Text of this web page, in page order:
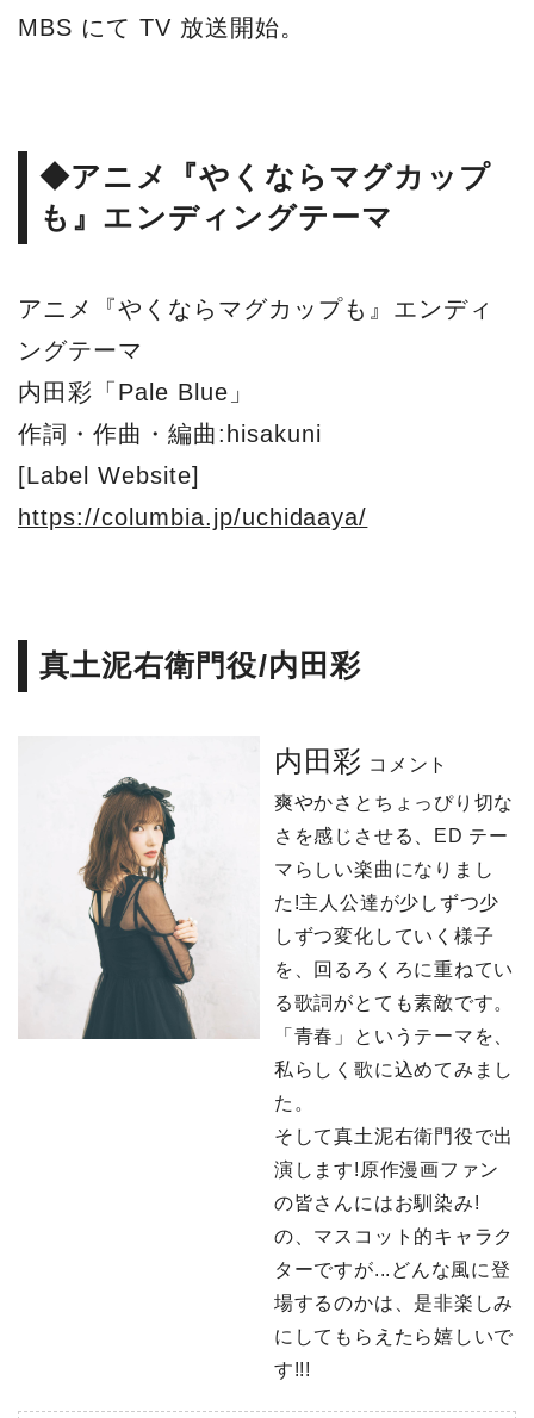
MBS にて TV 放送開始。
◆アニメ『やくならマグカップ
も』エンディングテーマ
アニメ『やくならマグカップも』エンディ
ングテーマ
内田彩「Pale Blue」
作詞・作曲・編曲:hisakuni
[Label Website]
https://columbia.jp/uchidaaya/
真土泥右衛門役/内田彩
内田彩 コメント
爽やかさとちょっぴり切な
さを感じさせる、ED テー
マらしい楽曲になりまし
た!主人公達が少しずつ少
しずつ変化していく様子
を、回るろくろに重ねてい
る歌詞がとても素敵です。
「青春」というテーマを、
私らしく歌に込めてみまし
た。
そして真土泥右衛門役で出
演します!原作漫画ファン
の皆さんにはお馴染み!
の、マスコット的キャラク
ターですが...どんな風に登
場するのかは、是非楽しみ
にしてもらえたら嬉しいで
す!!!